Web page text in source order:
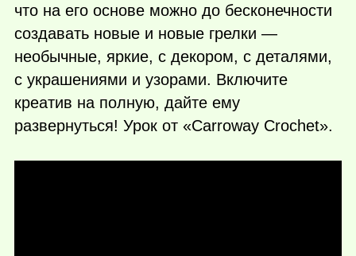
что на его основе можно до бесконечности
создавать новые и новые грелки —
необычные, яркие, с декором, с деталями,
с украшениями и узорами. Включите
креатив на полную, дайте ему
развернуться! Урок от «Carroway Crochet».